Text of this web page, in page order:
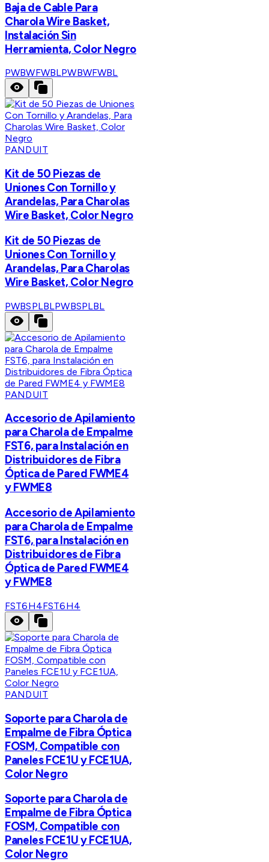
Baja de Cable Para
Charola Wire Basket,
Instalación Sin
Herramienta, Color Negro
PWBWFWBLPWBWFWBL
PANDUIT
Kit de 50 Piezas de
Uniones Con Tornillo y
Arandelas, Para Charolas
Wire Basket, Color Negro
Kit de 50 Piezas de
Uniones Con Tornillo y
Arandelas, Para Charolas
Wire Basket, Color Negro
PWBSPLBLPWBSPLBL
PANDUIT
Accesorio de Apilamiento
para Charola de Empalme
FST6, para Instalación en
Distribuidores de Fibra
Óptica de Pared FWME4
y FWME8
Accesorio de Apilamiento
para Charola de Empalme
FST6, para Instalación en
Distribuidores de Fibra
Óptica de Pared FWME4
y FWME8
FST6H4FST6H4
PANDUIT
Soporte para Charola de
Empalme de Fibra Óptica
FOSM, Compatible con
Paneles FCE1U y FCE1UA,
Color Negro
Soporte para Charola de
Empalme de Fibra Óptica
FOSM, Compatible con
Paneles FCE1U y FCE1UA,
Color Negro